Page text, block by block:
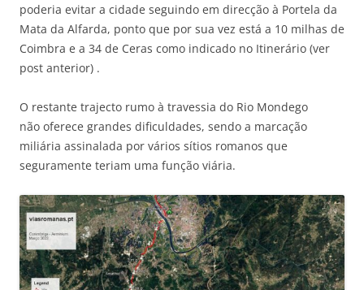
poderia evitar a cidade seguindo em direcção à Portela da
Mata da Alfarda, ponto que por sua vez está a 10 milhas de
Coimbra e a 34 de Ceras como indicado no Itinerário (ver
post anterior) .
O restante trajecto rumo à travessia do Rio Mondego
não oferece grandes dificuldades, sendo a marcação
miliária assinalada por vários sítios romanos que
seguramente teriam uma função viária.